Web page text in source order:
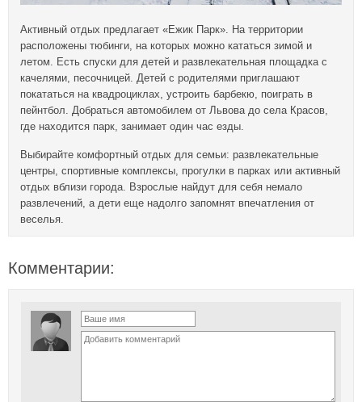
Активный отдых предлагает «Ежик Парк». На территории
расположены тюбинги, на которых можно кататься зимой и
летом. Есть спуски для детей и развлекательная площадка с
качелями, песочницей. Детей с родителями приглашают
покататься на квадроциклах, устроить барбекю, поиграть в
пейнтбол. Добраться автомобилем от Львова до села Красов,
где находится парк, занимает один час езды.
Выбирайте комфортный отдых для семьи: развлекательные
центры, спортивные комплексы, прогулки в парках или активный
отдых вблизи города. Взрослые найдут для себя немало
развлечений, а дети еще надолго запомнят впечатления от
веселья.
Комментарии: